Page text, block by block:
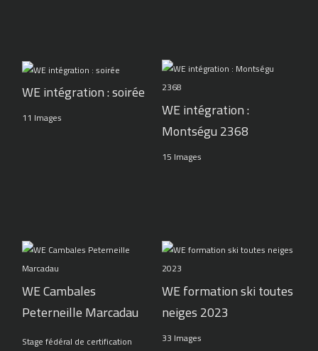
WE intégration : soirée
11 Images
WE intégration :
Montségu 2368
15 Images
WE Cambales
Peterneille Marcadau
Stage fédéral de certification
WE formation ski toutes
neiges 2023
33 Images